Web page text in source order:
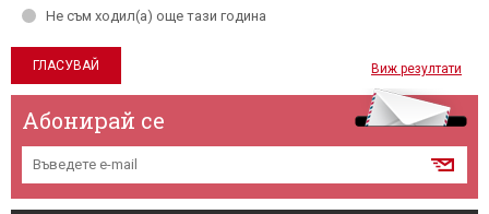
Не съм ходил(а) още тази година
Виж резултати
Абонирай се